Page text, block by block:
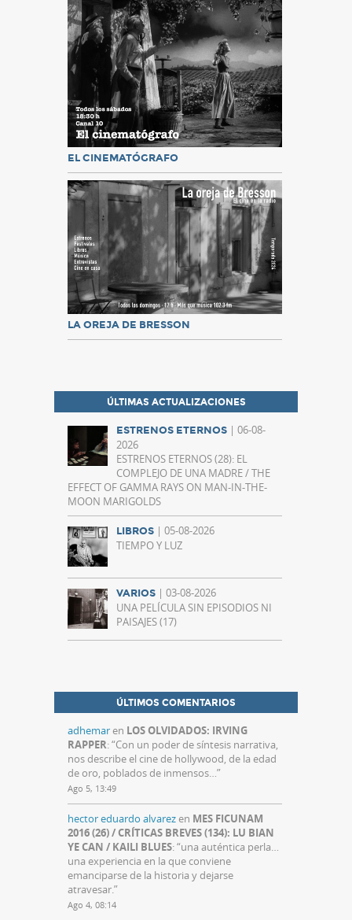
EL CINEMATÓGRAFO
LA OREJA DE BRESSON
ÚLTIMAS ACTUALIZACIONES
ESTRENOS ETERNOS | 06-08-
2026
ESTRENOS ETERNOS (28): EL
COMPLEJO DE UNA MADRE / THE
EFFECT OF GAMMA RAYS ON MAN-IN-THE-
MOON MARIGOLDS
LIBROS | 05-08-2026
TIEMPO Y LUZ
VARIOS | 03-08-2026
UNA PELÍCULA SIN EPISODIOS NI
PAISAJES (17)
ÚLTIMOS COMENTARIOS
adhemaren LOS OLVIDADOS: IRVING
RAPPER: “Con un poder de síntesis narrativa,
nos describe el cine de hollywood, de la edad
de oro, poblados de inmensos…”
Ago 5, 13:49
hector eduardo alvarezen MES FICUNAM
2016 (26) / CRÍTICAS BREVES (134): LU BIAN
YE CAN / KAILI BLUES: “una auténtica perla…
una experiencia en la que conviene
emanciparse de la historia y dejarse
atravesar.”
Ago 4, 08:14